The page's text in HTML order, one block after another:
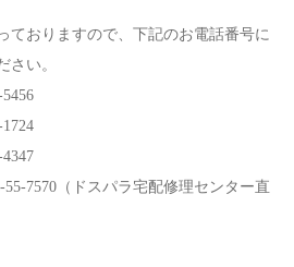
ておりますので、下記のお電話番号に
さい。
7570（ドスパラ宅配修理センター直